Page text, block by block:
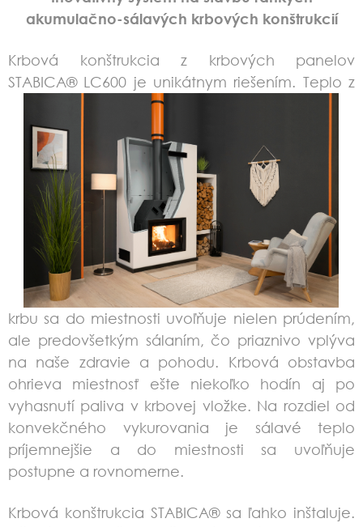
akumulačno-sálavých krbových konštrukcií
Krbová konštrukcia z krbových panelov
STABICA® LC600 je unikátnym riešením. Teplo z
krbu sa do miestnosti uvoľňuje nielen prúdením,
ale predovšetkým sálaním, čo priaznivo vplýva
na naše zdravie a pohodu. Krbová obstavba
ohrieva miestnosť ešte niekoľko hodín aj po
vyhasnutí paliva v krbovej vložke. Na rozdiel od
konvekčného vykurovania je sálavé teplo
príjemnejšie a do miestnosti sa uvoľňuje
postupne a rovnomerne.
Krbová konštrukcia STABICA® sa ľahko inštaluje.